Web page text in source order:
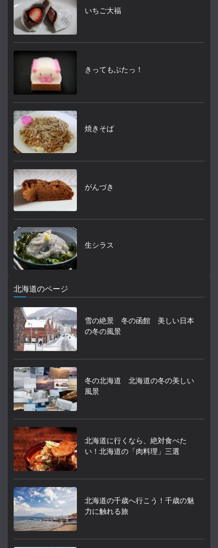
いちご大福
きってもぶたっ！
焼きそば
がんづき
生シラス
北海道のページ
雪の絶景 冬の函館 美しい日本
の冬の風景
冬の北海道 北海道の冬の美しい
風景
北海道に行くなら、絶対食べた
い！北海道の「肉料理」三選
北海道の千歳へ行こう！千歳の魅
力に触れる旅